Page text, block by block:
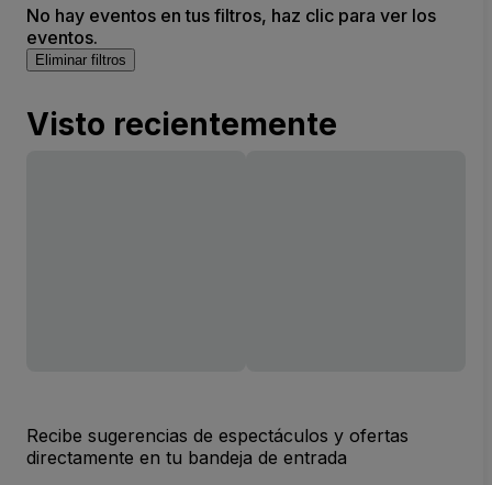
No hay eventos en tus filtros, haz clic para ver los
eventos.
Eliminar filtros
Visto recientemente
Recibe sugerencias de espectáculos y ofertas
directamente en tu bandeja de entrada